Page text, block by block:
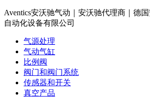
Aventics安沃驰气动｜安沃驰代理商｜德
自动化设备有限公司
气源处理
气动气缸
比例阀
阀门和阀门系统
传感器和开关
真空产品